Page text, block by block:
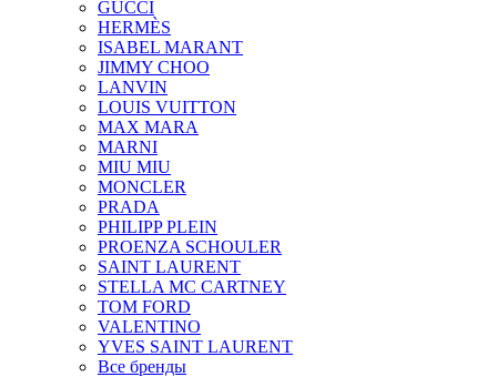
GUCCI
HERMÈS
ISABEL MARANT
JIMMY CHOO
LANVIN
LOUIS VUITTON
MAX MARA
MARNI
MIU MIU
MONCLER
PRADA
PHILIPP PLEIN
PROENZA SCHOULER
SAINT LAURENT
STELLA MC CARTNEY
TOM FORD
VALENTINO
YVES SAINT LAURENT
Все бренды